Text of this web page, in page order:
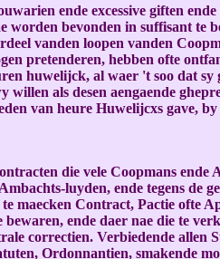
ende excessive giften
bevonden in suffisant te
vanden loopen vanden
pretenderen, hebben ofte
huwelijck, al waer 't soo dat
als desen aengaende
van heure Huwelijcxs gave,
die vele Coopmans
luyden, ende tegens de
Contract, Pactie ofte
ende daer nae die te
correctien. Verbiedende allen
Ordonnantien, smakende